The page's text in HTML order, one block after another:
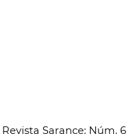
Revista Sarance: Núm. 6